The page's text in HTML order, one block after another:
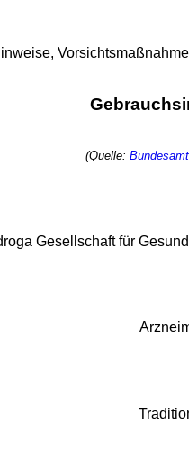
(Quelle:
Gesellschaft für